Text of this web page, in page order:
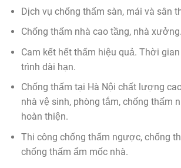
Dịch vụ chống thấm sàn, mái và sân
Chống thấm nhà cao tầng, nhà xưởng.
Cam kết hết thấm hiệu quả. Thời
trình dài hạn.
Chống thấm tại Hà Nội chất lượng
nhà vệ sinh, phòng tắm, chống thấm
hoàn thiện.
Thi công chống thấm ngược, chống
chống thấm ẩm mốc nhà.